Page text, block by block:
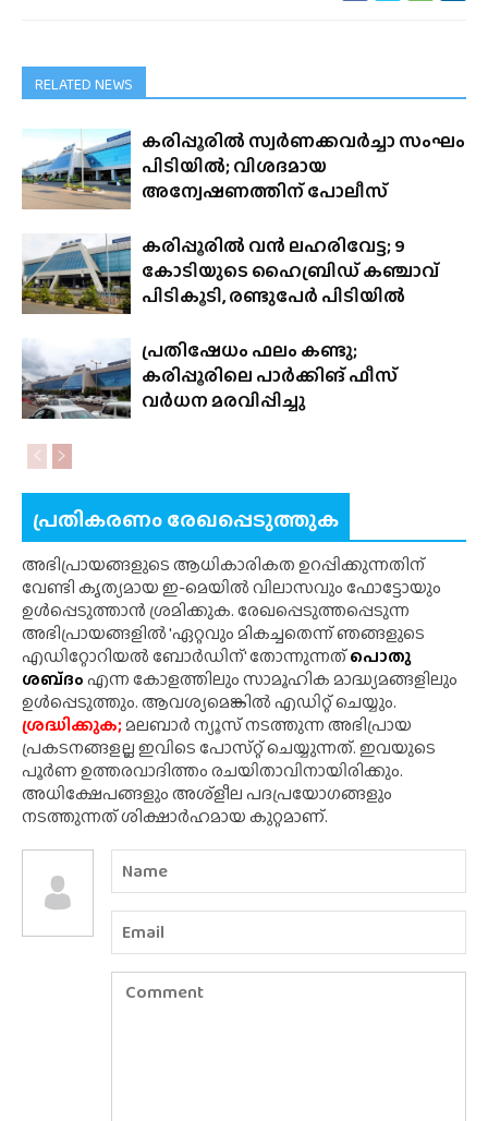
RELATED NEWS
കരിപ്പൂരിൽ സ്വർണക്കവർച്ചാ സംഘം
പിടിയിൽ; വിശദമായ
അന്വേഷണത്തിന് പോലീസ്
കരിപ്പൂരിൽ വൻ ലഹരിവേട്ട; 9
കോടിയുടെ ഹൈബ്രിഡ് കഞ്ചാവ്
പിടികൂടി, രണ്ടുപേർ പിടിയിൽ
പ്രതിഷേധം ഫലം കണ്ടു;
കരിപ്പൂരിലെ പാർക്കിങ് ഫീസ്
വർധന മരവിപ്പിച്ചു
പ്രതികരണം രേഖപ്പെടുത്തുക
അഭിപ്രായങ്ങളുടെ ആധികാരികത ഉറപ്പിക്കുന്നതിന്
വേണ്ടി കൃത്യമായ ഇ-മെയിൽ വിലാസവും ഫോട്ടോയും
ഉൾപ്പെടുത്താൻ ശ്രമിക്കുക. രേഖപ്പെടുത്തപ്പെടുന്ന
അഭിപ്രായങ്ങളിൽ 'ഏറ്റവും മികച്ചതെന്ന് ഞങ്ങളുടെ
എഡിറ്റോറിയൽ ബോർഡിന്' തോന്നുന്നത്പൊതു
ശബ്‌ദംഎന്ന കോളത്തിലും സാമൂഹിക മാദ്ധ്യമങ്ങളിലും
ഉൾപ്പെടുത്തും. ആവശ്യമെങ്കിൽ എഡിറ്റ് ചെയ്യും.
ശ്രദ്ധിക്കുക;മലബാർ ന്യൂസ് നടത്തുന്ന അഭിപ്രായ
പ്രകടനങ്ങളല്ല ഇവിടെ പോസ്‌റ്റ് ചെയ്യുന്നത്. ഇവയുടെ
പൂർണ ഉത്തരവാദിത്തം രചയിതാവിനായിരിക്കും.
അധിക്ഷേപങ്ങളും അശ്‌ളീല പദപ്രയോഗങ്ങളും
നടത്തുന്നത് ശിക്ഷാർഹമായ കുറ്റമാണ്.